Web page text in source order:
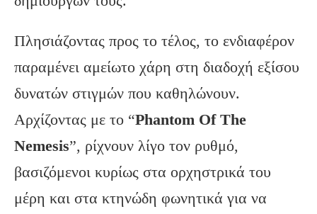
Πλησιάζοντας προς το τέλος, το ενδιαφέρον
παραμένει αμείωτο χάρη στη διαδοχή εξίσου
δυνατών στιγμών που καθηλώνουν.
Αρχίζοντας με το “Phantom OfThe
Nemesis”, ρίχνουν λίγο τον ρυθμό,
βασιζόμενοι κυρίως στα ορχηστρικά του
μέρη και στα κτηνώδη φωνητικά για να